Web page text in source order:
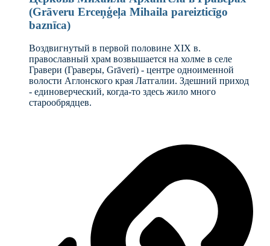
(Grāveru Erceņģeļa Mihaila pareizticīgo
baznīca)
Воздвигнутый в первой половине XIX в.
православный храм возвышается на холме в селе
Гравери (Граверы, Grāveri) - центре одноименной
волости Аглонского края Латгалии. Здешний приход
- единоверческий, когда-то здесь жило много
старообрядцев.